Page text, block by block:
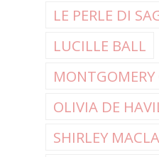
LE PERLE DI
LUCILLE BALL
MONTGOMERY
OLIVIA DE
SHIRLEY